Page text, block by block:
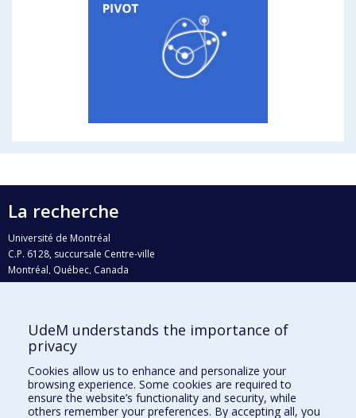
La recherche
Université de Montréal
C.P. 6128, succursale Centre-ville
Montréal, Québec, Canada
H3C 3J7
Qui fait quoi?
Nous trouver
Plan du site
UdeM understands the importance of
privacy
Cookies allow us to enhance and personalize your
browsing experience. Some cookies are required to
ensure the website’s functionality and security, while
others remember your preferences. By accepting all, you